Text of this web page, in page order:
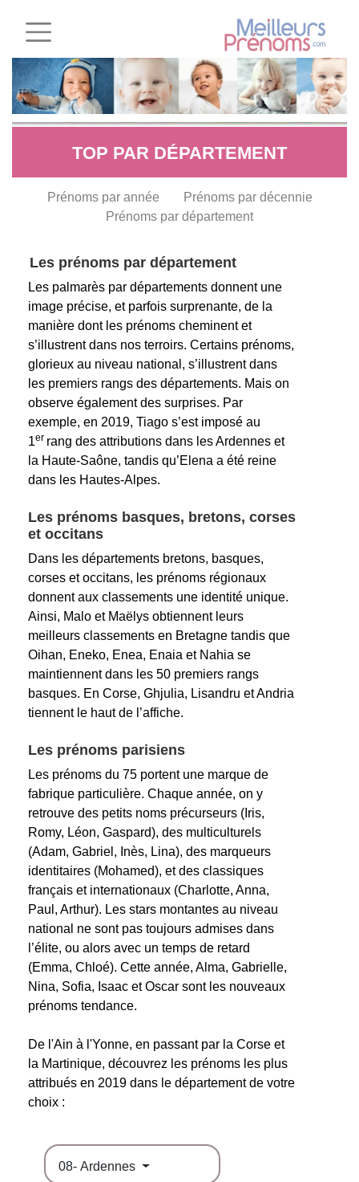
TOP PAR DÉPARTEMENT
Prénoms par année
Prénoms par décennie
Prénoms par département
Les prénoms par département
Les palmarès par départements donnent une
image précise, et parfois surprenante, de la
manière dont les prénoms cheminent et
s’illustrent dans nos terroirs. Certains prénoms,
glorieux au niveau national, s’illustrent dans
les premiers rangs des départements. Mais on
observe également des surprises. Par
exemple, en 2019, Tiago s’est imposé au
1er rang des attributions dans les Ardennes et
la Haute-Saône, tandis qu’Elena a été reine
dans les Hautes-Alpes.
Les prénoms basques, bretons, corses
et occitans
Dans les départements bretons, basques,
corses et occitans, les prénoms régionaux
donnent aux classements une identité unique.
Ainsi, Malo et Maëlys obtiennent leurs
meilleurs classements en Bretagne tandis que
Oihan, Eneko, Enea, Enaia et Nahia se
maintiennent dans les 50 premiers rangs
basques. En Corse, Ghjulia, Lisandru et Andria
tiennent le haut de l’affiche.
Les prénoms parisiens
Les prénoms du 75 portent une marque de
fabrique particulière. Chaque année, on y
retrouve des petits noms précurseurs (Iris,
Romy, Léon, Gaspard), des multiculturels
(Adam, Gabriel, Inès, Lina), des marqueurs
identitaires (Mohamed), et des classiques
français et internationaux (Charlotte, Anna,
Paul, Arthur). Les stars montantes au niveau
national ne sont pas toujours admises dans
l’élite, ou alors avec un temps de retard
(Emma, Chloé). Cette année, Alma, Gabrielle,
Nina, Sofia, Isaac et Oscar sont les nouveaux
prénoms tendance.
De l'Ain à l'Yonne, en passant par la Corse et
la Martinique, découvrez les prénoms les plus
attribués en 2019 dans le département de votre
choix :
08- Ardennes